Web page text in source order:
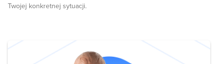
Twojej konkretnej sytuacji.